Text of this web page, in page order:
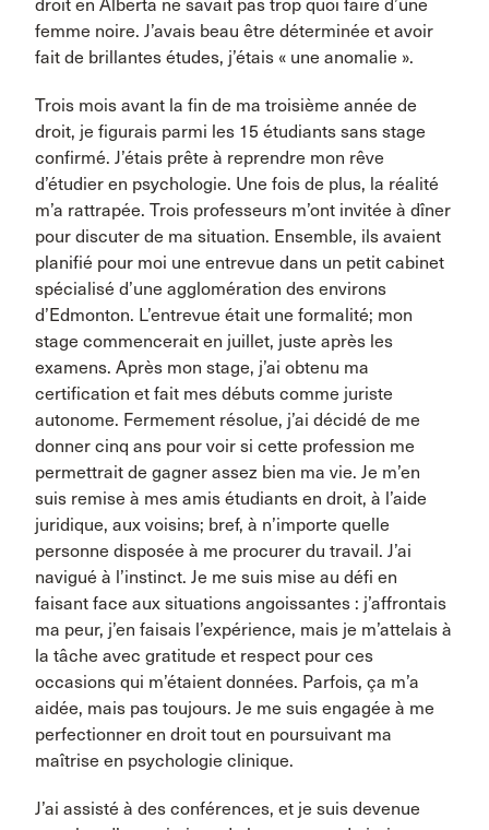
droit en Alberta ne savait pas trop quoi faire d’une
femme noire. J’avais beau être déterminée et avoir
fait de brillantes études, j’étais « une anomalie ».
Trois mois avant la fin de ma troisième année de
droit, je figurais parmi les 15 étudiants sans stage
confirmé. J’étais prête à reprendre mon rêve
d’étudier en psychologie. Une fois de plus, la réalité
m’a rattrapée. Trois professeurs m’ont invitée à dîner
pour discuter de ma situation. Ensemble, ils avaient
planifié pour moi une entrevue dans un petit cabinet
spécialisé d’une agglomération des environs
d’Edmonton. L’entrevue était une formalité; mon
stage commencerait en juillet, juste après les
examens. Après mon stage, j’ai obtenu ma
certification et fait mes débuts comme juriste
autonome. Fermement résolue, j’ai décidé de me
donner cinq ans pour voir si cette profession me
permettrait de gagner assez bien ma vie. Je m’en
suis remise à mes amis étudiants en droit, à l’aide
juridique, aux voisins; bref, à n’importe quelle
personne disposée à me procurer du travail. J’ai
navigué à l’instinct. Je me suis mise au défi en
faisant face aux situations angoissantes : j’affrontais
ma peur, j’en faisais l’expérience, mais je m’attelais à
la tâche avec gratitude et respect pour ces
occasions qui m’étaient données. Parfois, ça m’a
aidée, mais pas toujours. Je me suis engagée à me
perfectionner en droit tout en poursuivant ma
maîtrise en psychologie clinique.
J’ai assisté à des conférences, et je suis devenue